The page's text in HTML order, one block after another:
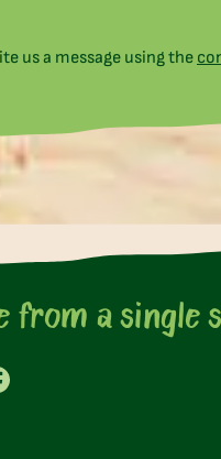
us a message using the
products
from a single